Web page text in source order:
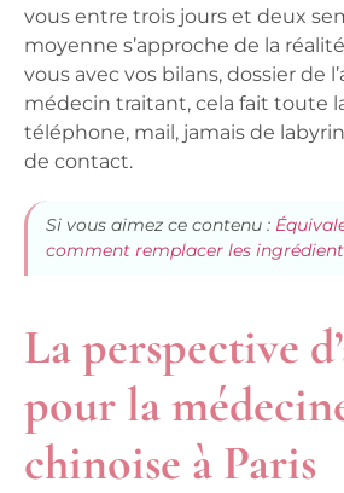
vous entre trois jours et deux
moyenne s’approche de la
vous avec vos bilans, dossier de
médecin traitant, cela fait toute
téléphone, mail, jamais de
de contact.
Si vous aimez ce contenu :
comment remplacer les
La perspective
pour la
chinoise à Paris